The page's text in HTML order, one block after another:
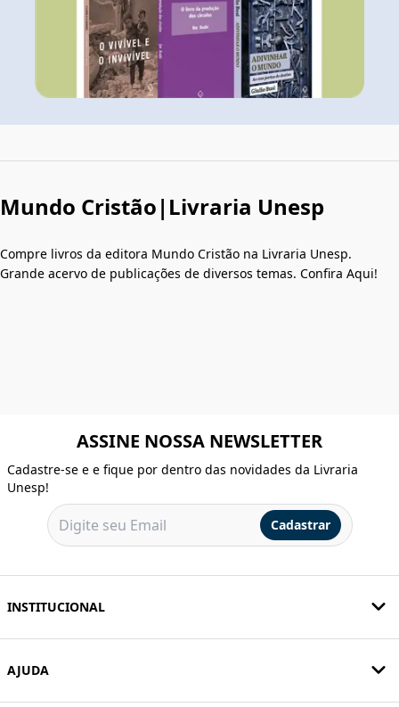
Mundo Cristão|Livraria Unesp
Compre livros da editora Mundo Cristão na Livraria Unesp.
Grande acervo de publicações de diversos temas. Confira Aqui!
ASSINE NOSSA NEWSLETTER
Cadastre-se e e fique por dentro das novidades da Livraria
Unesp!
Cadastrar
INSTITUCIONAL
AJUDA